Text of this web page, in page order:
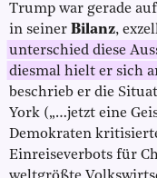
Trump war gerade
in seiner Bilanz,
unterschied diese
diesmal hielt er sich
beschrieb er die
York („…jetzt eine
Demokraten
Einreiseverbots für